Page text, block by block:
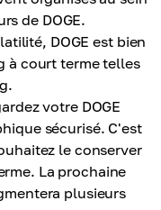
de DOGE.
DOGE est bien
à court terme telles
votre DOGE
sécurisé. C'est
le conserver
La prochaine
plusieurs